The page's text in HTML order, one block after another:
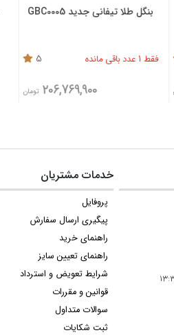
بنگل طلا تیفانی جدید GBC0005
فقط 1 عدد باقی مانده 5
206,769,900 تومان
خدمات مشتریان
پروفایل
پیگیری ارسال سفارش
راهنمای خرید
راهنمای تعیین سایز
شرایط تعویض و استرداد
قوانین و مقررات
سوالات متداول
ثبت شکایات